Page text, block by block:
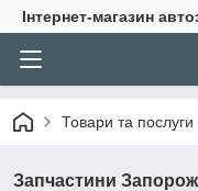
Інтернет-магазин
Товари та послуги
Запчастини